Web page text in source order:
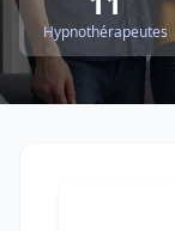
Hypnothérapeutes